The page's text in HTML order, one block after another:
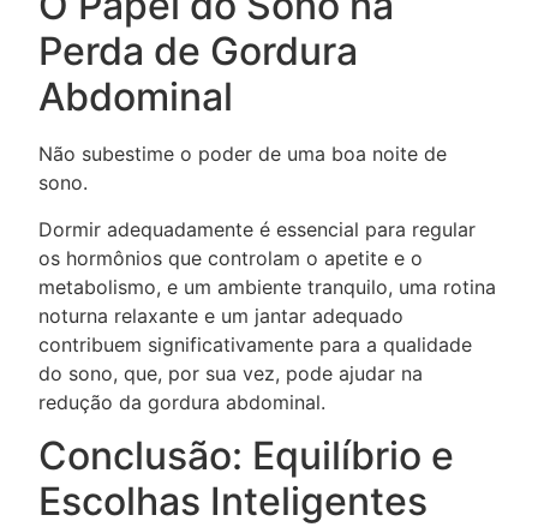
Perda de Gordura
Abdominal
Não subestime o poder de uma boa noite de
sono.
Dormir adequadamente é essencial para regular
os hormônios que controlam o apetite e o
metabolismo, e um ambiente tranquilo, uma rotina
noturna relaxante e um jantar adequado
contribuem significativamente para a qualidade
do sono, que, por sua vez, pode ajudar na
redução da gordura abdominal.
Conclusão: Equilíbrio e
Escolhas Inteligentes